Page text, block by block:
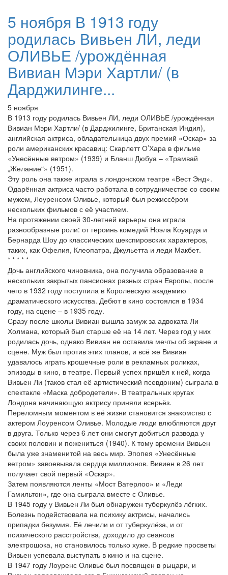
5 ноября В 1913 году
родилась Вивьен ЛИ, леди
ОЛИВЬЕ /урождённая
Вивиан Мэри Хартли/ (в
Дарджилинге...
5 ноября
В 1913 году родилась Вивьен ЛИ, леди ОЛИВЬЕ /урождённая
Вивиан Мэри Хартли/ (в Дарджилинге, Британская Индия),
английская актриса, обладательница двух премий «Оскар» за
роли американских красавиц: Скарлетт О’Хара в фильме
«Унесённые ветром» (1939) и Бланш Дюбуа – «Трамвай
„Желание“» (1951).
Эту роль она также играла в лондонском театре «Вест Энд».
Одарённая актриса часто работала в сотрудничестве со своим
мужем, Лоуренсом Оливье, который был режиссёром
нескольких фильмов с её участием.
На протяжении своей 30-летней карьеры она играла
разнообразные роли: от героинь комедий Ноэла Коуарда и
Бернарда Шоу до классических шекспировских характеров,
таких, как Офелия, Клеопатра, Джульетта и леди Макбет.
* * * * *
Дочь английского чиновника, она получила образование в
нескольких закрытых пансионах разных стран Европы, после
чего в 1932 году поступила в Королевскую академию
драматического искусства. Дебют в кино состоялся в 1934
году, на сцене – в 1935 году.
Сразу после школы Вивиан вышла замуж за адвоката Ли
Холмана, который был старше её на 14 лет. Через год у них
родилась дочь, однако Вивиан не оставила мечты об экране и
сцене. Муж был против этих планов, и всё же Вивиан
удавалось играть крошечные роли в рекламных роликах,
эпизоды в кино, в театре. Первый успех пришёл к ней, когда
Вивьен Ли (таков стал её артистический псевдоним) сыграла в
спектакле «Маска добродетели». В театральных кругах
Лондона начинающую актрису приняли всерьёз.
Переломным моментом в её жизни становится знакомство с
актером Лоуренсом Оливье. Молодые люди влюбляются друг
в друга. Только через 6 лет они смогут добиться развода у
своих половин и пожениться (1940). К тому времени Вивьен
была уже знаменитой на весь мир. Эпопея «Унесённые
ветром» завоевывала сердца миллионов. Вивиен в 26 лет
получает свой первый «Оскар».
Затем появляются ленты «Мост Ватерлоо» и «Леди
Гамильтон», где она сыграла вместе с Оливье.
В 1945 году у Вивьен Ли был обнаружен туберкулёз лёгких.
Болезнь подействовала на психику актрисы, начались
припадки безумия. Её лечили и от туберкулёза, и от
психического расстройства, доходило до сеансов
электрошока, но становилось только хуже. В редкие просветы
Вивьен успевала выступать в кино и на сцене.
В 1947 году Лоуренс Оливье был посвящен в рыцари, и